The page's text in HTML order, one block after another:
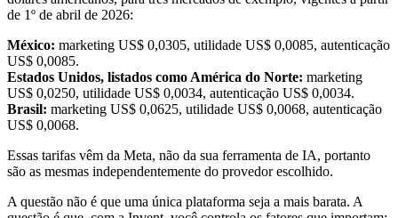
de 1º de abril de 2026:
México: marketing US$ 0,0305, utilidade US$ 0,0085, autenticação
US$ 0,0085.
Estados Unidos, listados como América do Norte: marketing
US$ 0,0250, utilidade US$ 0,0034, autenticação US$ 0,0034.
Brasil: marketing US$ 0,0625, utilidade US$ 0,0068, autenticação
US$ 0,0068.
Essas tarifas vêm da Meta, não da sua ferramenta de IA, portanto
são as mesmas independentemente do provedor escolhido.
A questão não é que uma única plataforma seja a mais barata. A